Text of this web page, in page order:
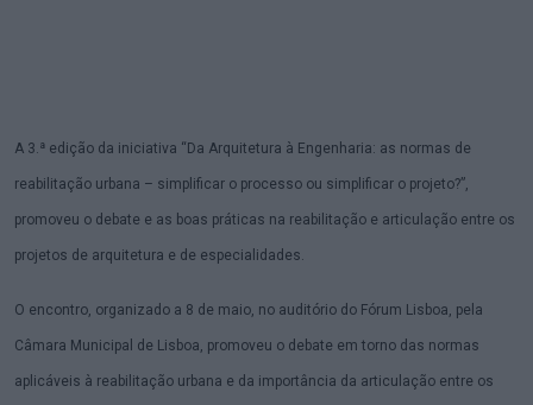
A 3.ª edição da iniciativa “Da Arquitetura à Engenharia: as normas de
reabilitação urbana – simplificar o processo ou simplificar o projeto?”,
promoveu o debate e as boas práticas na reabilitação e articulação entre os
projetos de arquitetura e de especialidades.
O encontro, organizado a 8 de maio, no auditório do Fórum Lisboa, pela
Câmara Municipal de Lisboa, promoveu o debate em torno das normas
aplicáveis à reabilitação urbana e da importância da articulação entre os